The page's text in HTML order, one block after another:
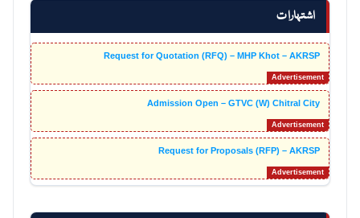
اشتہارات
Request for Quotation (RFQ) – MHP Khot – AKRSP
Admission Open – GTVC (W) Chitral City
Request for Proposals (RFP) – AKRSP